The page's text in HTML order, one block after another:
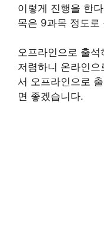
이렇게 진행을 한
목은 9과목 정도로
오프라인으로 출
저렴하니 온라인
서 오프라인으로
면 좋겠습니다.